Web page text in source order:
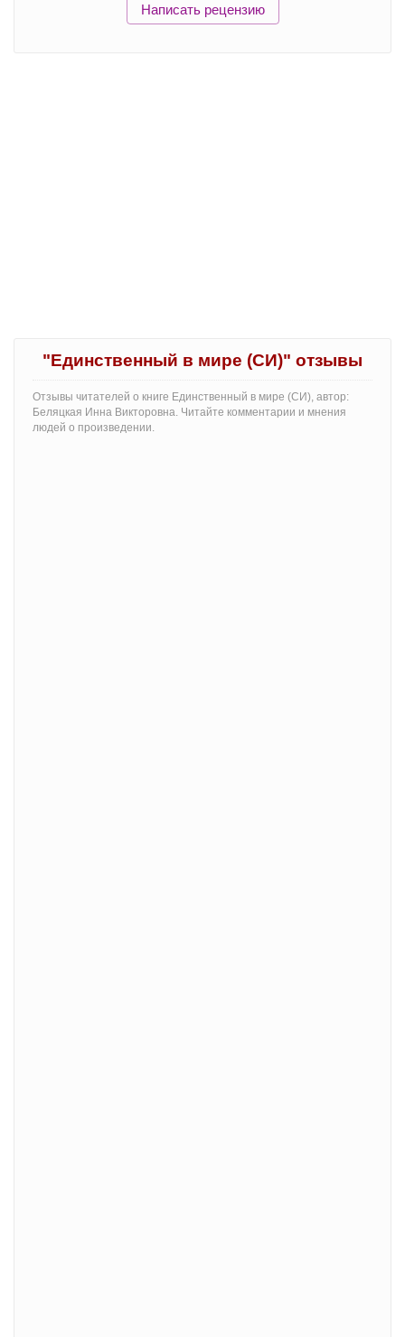
Написать рецензию
"Единственный в мире (СИ)" отзывы
Отзывы читателей о книге Единственный в мире (СИ), автор:
Беляцкая Инна Викторовна. Читайте комментарии и мнения
людей о произведении.